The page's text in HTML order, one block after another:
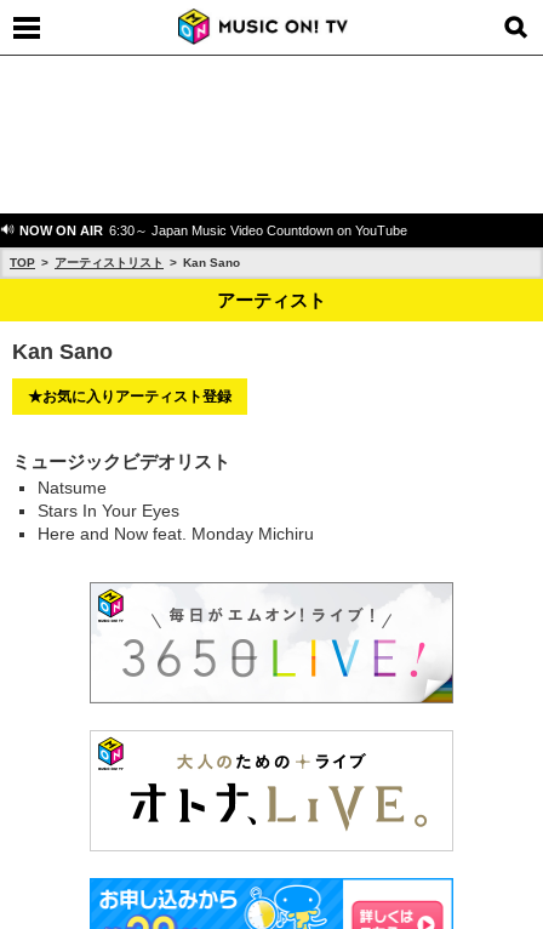
NOW ON AIR 6:30～ Japan Music Video Countdown on YouTube
TOP アーティストリスト Kan Sano
アーティスト
Kan Sano
★お気に入りアーティスト登録
ミュージックビデオリスト
Natsume
Stars In Your Eyes
Here and Now feat. Monday Michiru